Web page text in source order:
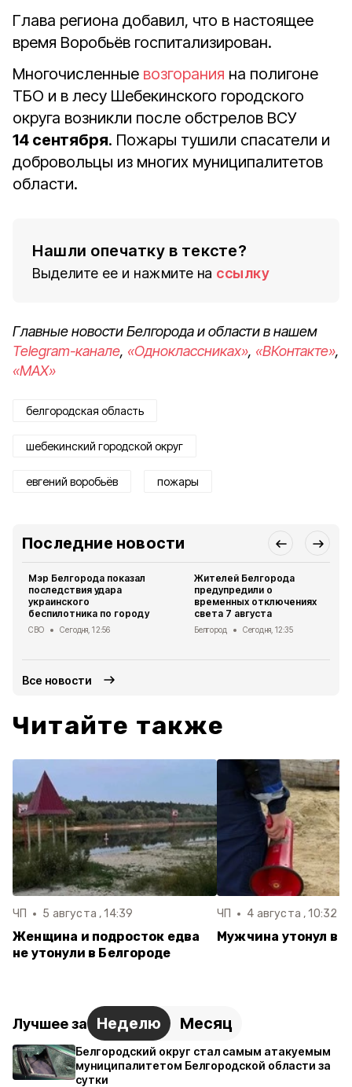
Глава региона добавил, что в настоящее
время Воробьёв госпитализирован.
Многочисленные возгорания на полигоне
ТБО и в лесу Шебекинского городского
округа возникли после обстрелов ВСУ
14 сентября. Пожары тушили спасатели и
добровольцы из многих муниципалитетов
области.
Нашли опечатку в тексте?
Выделите ее и нажмите на ссылку
Главные новости Белгорода и области в нашем
Telegram-канале, «Одноклассниках», «ВКонтакте»,
«MAX»
белгородская область
шебекинский городской округ
евгений воробьёв пожары
Последние новости
Мэр Белгорода показал
последствия удара
украинского
беспилотника по городу
СВО Сегодня, 12:56
Жителей Белгорода
предупредили о
временных отключениях
света 7 августа
Белгород Сегодня, 12:35
Все новости
Читайте также
ЧП 5 августа , 14:39
Женщина и подросток едва
не утонули в Белгороде
ЧП 4 августа , 10:32
Мужчина утонул в
Лучшее за Неделю Месяц
Белгородский округ стал самым атакуемым
муниципалитетом Белгородской области за
сутки